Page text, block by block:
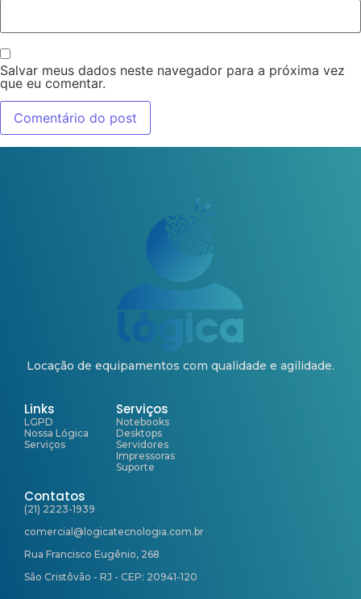
Salvar meus dados neste navegador para a próxima vez
que eu comentar.
Locação de equipamentos com qualidade e agilidade.
Links
LGPD
Nossa Lógica
Serviços
Serviços
Notebooks
Desktops
Servidores
Impressoras
Suporte
Contatos
(21) 2223-1939
comercial@logicatecnologia.com.br
Rua Francisco Eugênio, 268
São Cristôvão - RJ - CEP: 20941-120